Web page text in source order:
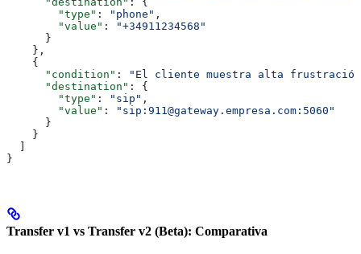
        "type"
: "phone" ,
        "value"
:
"+34911234568"
      }
    },
    {
      "condition"
:
"El cliente muestra alta
      "destination"
: {
        "type"
: "sip" ,
        "value"
:
"sip:911@gateway.empresa.com:5060"
      }
    }
}
Transfer v1 vs Transfer v2 (Beta): Comparativa